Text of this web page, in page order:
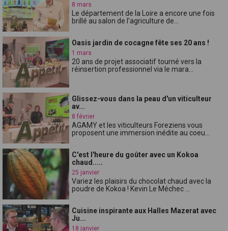
8 mars
Le département de la Loire a encore une fois
brillé au salon de l'agriculture de...
Oasis jardin de cocagne fête ses 20 ans !
1 mars
20 ans de projet associatif tourné vers la
réinsertion professionnel via le mara...
Glissez-vous dans la peau d'un viticulteur
av...
8 février
AGAMY et les viticulteurs Foreziens vous
proposent une immersion inédite au coeu...
C'est l'heure du goûter avec un Kokoa
chaud.....
25 janvier
Variez les plaisirs du chocolat chaud avec la
poudre de Kokoa ! Kevin Le Méchec ...
Cuisine inspirante aux Halles Mazerat avec
Ju...
18 janvier